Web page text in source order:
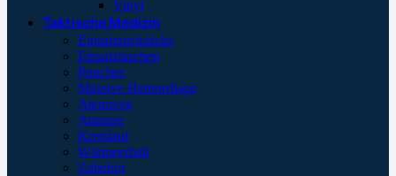
Vinyl
Taktische Medizin
Einsatzrucksäcke
Einsatztaschen
Pouches
Massive Hemorrhage
Atemweg
Atmung
Kreislauf
Wärmeerhalt
Zubehör